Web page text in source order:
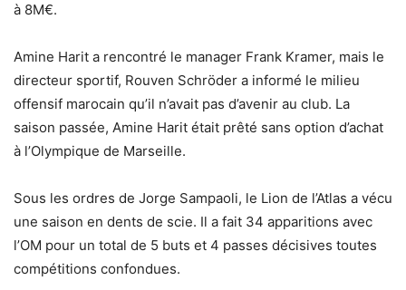
à 8M€.
Amine Harit a rencontré le manager Frank Kramer, mais le
directeur sportif, Rouven Schröder a informé le milieu
offensif marocain qu’il n’avait pas d’avenir au club. La
saison passée, Amine Harit était prêté sans option d’achat
à l’Olympique de Marseille.
Sous les ordres de Jorge Sampaoli, le Lion de l’Atlas a vécu
une saison en dents de scie. Il a fait 34 apparitions avec
l’OM pour un total de 5 buts et 4 passes décisives toutes
compétitions confondues.